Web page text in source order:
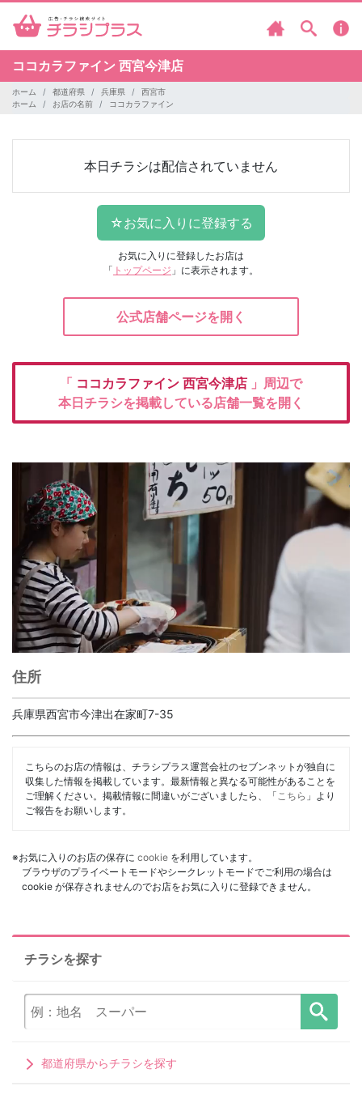
ココカラファイン 西宮今津店
ホーム 都道府県 兵庫県
西宮市
ホーム
お店の名前 ココカラファイン
本日チラシは配信されていません
お気に入りに登録したお店は
「 トップページ 」に表示されます。
公式店舗ページを開く
「 ココカラファイン 西宮今津店 」周辺で
本日チラシを掲載している店舗一覧を開く
住所
兵庫県西宮市今津出在家町7-35
こちらのお店の情報は、チラシプラス運営会社のセブンネットが独自に
収集した情報を掲載しています。最新情報と異なる可能性があることを
ご理解ください。掲載情報に間違いがございましたら、「 こちら 」より
ご報告をお願いします。
※お気に入りのお店の保存に cookie を利用しています。
ブラウザのプライベートモードやシークレットモードでご利用の場合は
cookie が保存されませんのでお店をお気に入りに登録できません。
チラシを探す
都道府県からチラシを探す